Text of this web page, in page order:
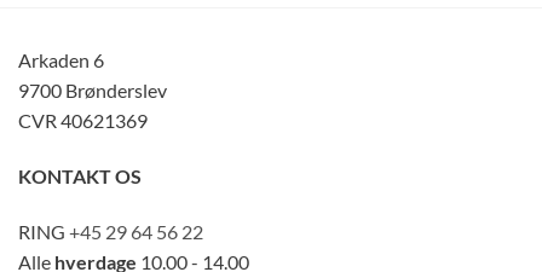
Arkaden 6
9700 Brønderslev
CVR 40621369
KONTAKT OS
RING +45 29 64 56 22
Alle hverdage 10.00 - 14.00